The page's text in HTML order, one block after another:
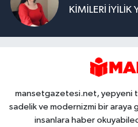
KİMİLERİ İYİLİK
mansetgazetesi.net, yepyeni
sadelik ve modernizmi bir araya
insanlara haber